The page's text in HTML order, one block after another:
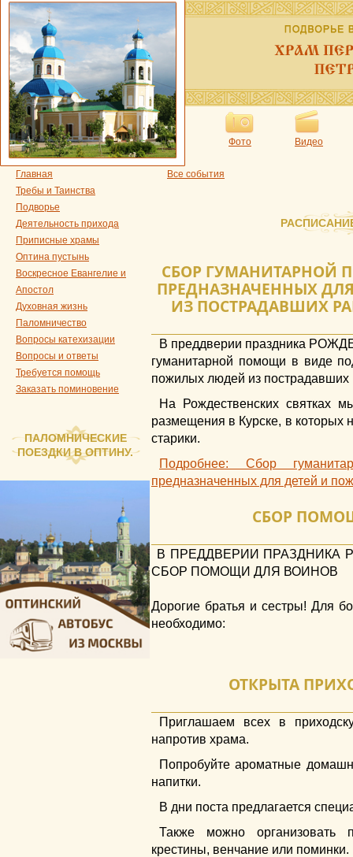
Фото Видео
Главная
Требы и Таинства
Подворье
Деятельность прихода
Приписные храмы
Оптина пустынь
Воскресное Евангелие и
Апостол
Духовная жизнь
Паломничество
Вопросы катехизации
Вопросы и ответы
Требуется помощь
Заказать поминовение
ПАЛОМНИЧЕСКИЕ
ПОЕЗДКИ В ОПТИНУ.
Все события
СБОР ГУМАНИТАРНОЙ
ПРЕДНАЗНАЧЕННЫХ
ИЗ ПОСТРАДАВШИХ
В преддверии праздника
гуманитарной помощи в виде
пожилых людей из пострадавших
На Рождественских святках
размещения в Курске, в которых
старики.
Подробнее: Сбор
предназначенных для детей и
СБОР
В ПРЕДДВЕРИИ ПРАЗДНИКА
СБОР ПОМОЩИ ДЛЯ ВОИНОВ
Дорогие братья и сестры! Для
необходимо:
ОТКРЫТА
Приглашаем всех в
напротив храма.
Попробуйте ароматные
напитки.
В дни поста предлагается
Также можно организовать
крестины, венчание или поминки.